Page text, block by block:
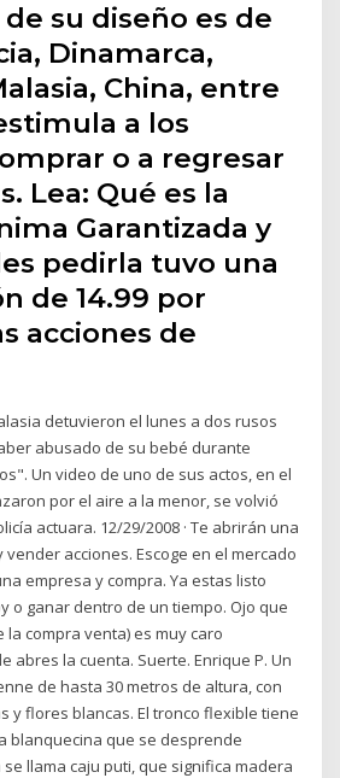
de su diseño es de
Dinamarca,
China, entre
a los
o a regresar
Lea: Qué es la
Garantizada y
pedirla tuvo una
de 14.99 por
acciones de
detuvieron el lunes a dos rusos
abusado de su bebé durante
Un video de uno de sus actos, en el
por el aire a la menor, se volvió
actuara. 12/29/2008 · Te abrirán una
acciones. Escoge en el mercado
empresa y compra. Ya estas listo
o ganar dentro de un tiempo. Ojo que
la compra venta) es muy caro
abres la cuenta. Suerte. Enrique P. Un
de hasta 30 metros de altura, con
y flores blancas. El tronco flexible tiene
blanquecina que se desprende
llama caju puti, que significa madera